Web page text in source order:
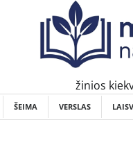
žinios
ŠEIMA VERSLAS